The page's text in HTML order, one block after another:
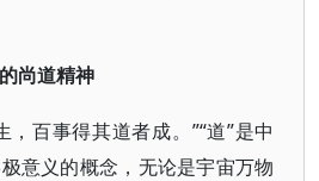
尚道精神
，百事得其道者成。”“道”是中
意义的概念，无论是宇宙万物